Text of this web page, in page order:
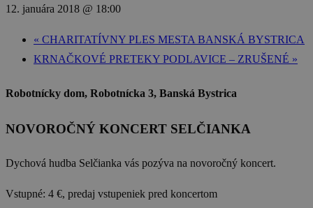
12. januára 2018 @ 18:00
« CHARITATÍVNY PLES MESTA BANSKÁ BYSTRICA
KRNAČKOVÉ PRETEKY PODLAVICE – ZRUŠENÉ »
Robotnícky dom, Robotnícka 3, Banská Bystrica
NOVOROČNÝ KONCERT SELČIANKA
Dychová hudba Selčianka vás pozýva na novoročný koncert.
Vstupné: 4 €, predaj vstupeniek pred koncertom